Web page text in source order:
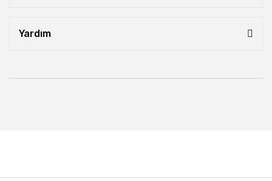
Yardım